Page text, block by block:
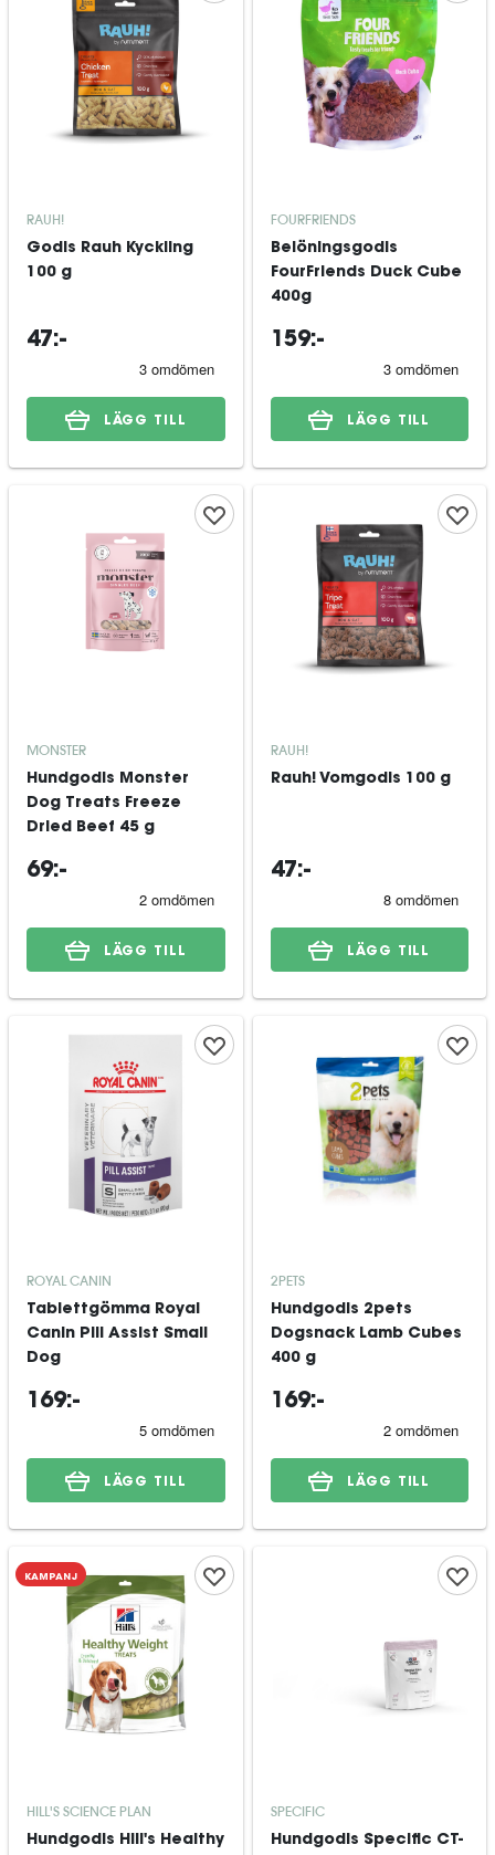
RAUH!
Godis Rauh Kyckling
100 g
47:-
LÄGG TILL
FOURFRIENDS
Belöningsgodis
FourFriends Duck Cube
400g
159:-
LÄGG TILL
MONSTER
Hundgodis Monster
Dog Treats Freeze
Dried Beef 45 g
69:-
LÄGG TILL
RAUH!
Rauh! Vomgodis 100 g
47:-
LÄGG TILL
ROYAL CANIN
Tablettgömma Royal
Canin Pill Assist Small
Dog
169:-
LÄGG TILL
2PETS
Hundgodis 2pets
Dogsnack Lamb Cubes
400 g
169:-
LÄGG TILL
KAMPANJ
HILL'S SCIENCE PLAN
Hundgodis Hill's Healthy
SPECIFIC
Hundgodis Specific CT-